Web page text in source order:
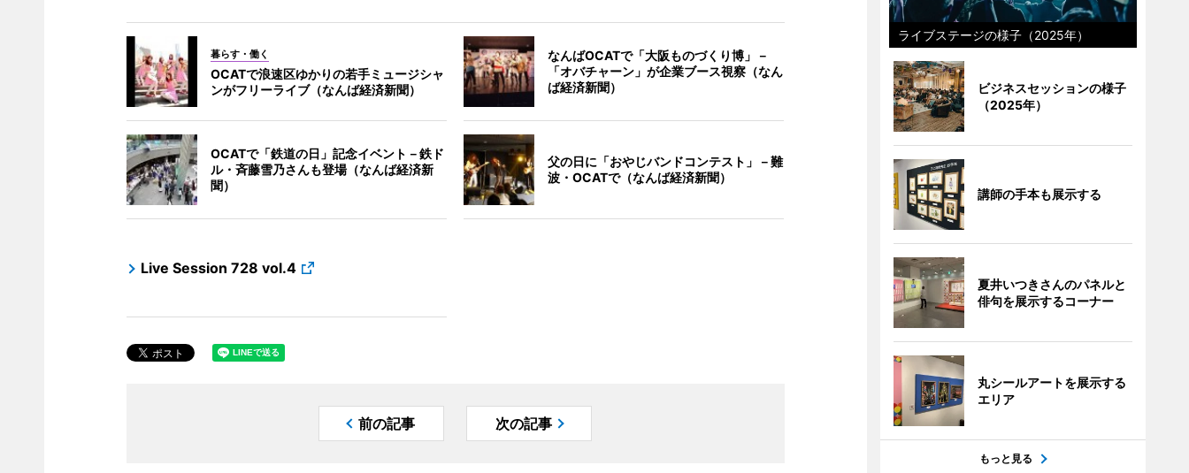
暮らす・働く
OCATで浪速区ゆかりの若手ミュージシャ
ンがフリーライブ（なんば経済新聞）
なんばOCATで「大阪ものづくり博」－
「オバチャーン」が企業ブース視察（なん
ば経済新聞）
OCATで「鉄道の日」記念イベント－鉄ド
ル・斉藤雪乃さんも登場（なんば経済新
聞）
父の日に「おやじバンドコンテスト」－難
波・OCATで（なんば経済新聞）
Live Session 728 vol.4
前の記事 次の記事
ライブステージの様子（2025年）
ビジネスセッションの様子
（2025年）
講師の手本も展示する
夏井いつきさんのパネルと
俳句を展示するコーナー
丸シールアートを展示する
エリア
もっと見る